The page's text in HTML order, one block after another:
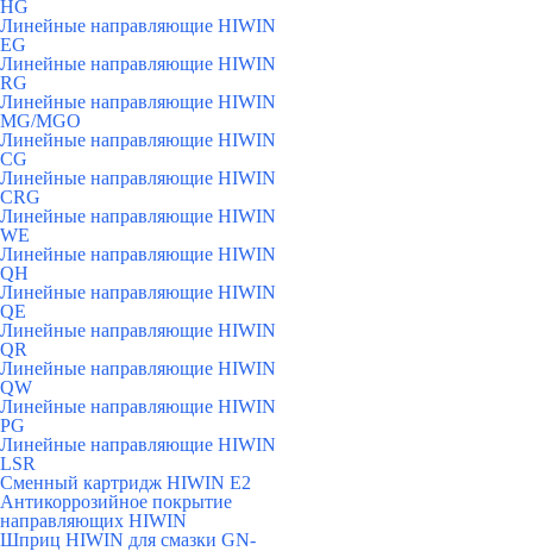
HG
Линейные направляющие HIWIN
EG
Линейные направляющие HIWIN
RG
Линейные направляющие HIWIN
MG/MGO
Линейные направляющие HIWIN
CG
Линейные направляющие HIWIN
CRG
Линейные направляющие HIWIN
WE
Линейные направляющие HIWIN
QH
Линейные направляющие HIWIN
QE
Линейные направляющие HIWIN
QR
Линейные направляющие HIWIN
QW
Линейные направляющие HIWIN
PG
Линейные направляющие HIWIN
LSR
Сменный картридж HIWIN E2
Антикоррозийное покрытие
направляющих HIWIN
Шприц HIWIN для смазки GN-